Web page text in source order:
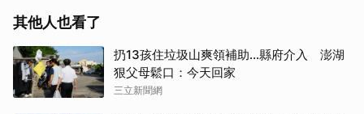
其他人也看了
扔13孩住垃圾山爽領補助…縣府介入 澎湖
狠父母鬆口：今天回家
三立新聞網